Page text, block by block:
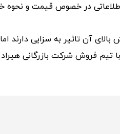
در خصوص قیمت و نحوه
پخش عمده گلدان پلاستیکی نشایی 12 در فروش بالای آن تاثیر
تیم فروش شرکت بازرگانی